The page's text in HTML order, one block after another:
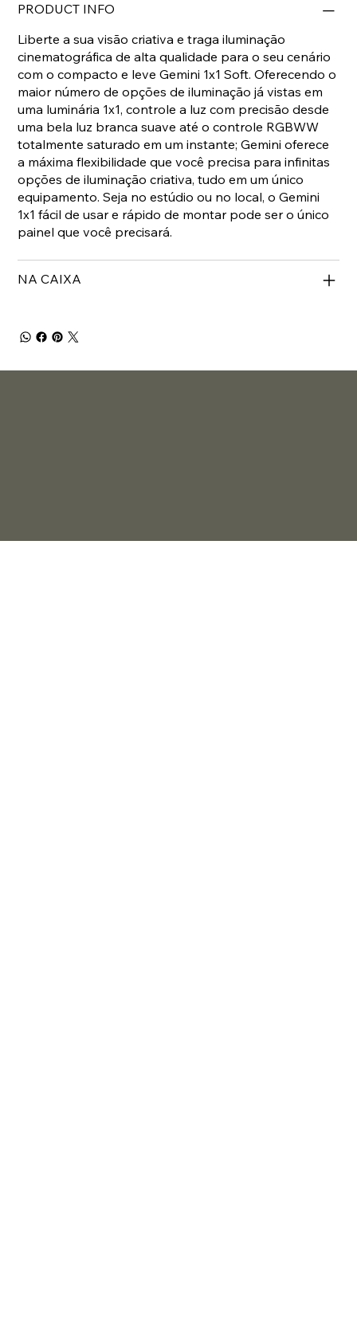
PRODUCT INFO
Liberte a sua visão criativa e traga iluminação
cinematográfica de alta qualidade para o seu cenário
com o compacto e leve Gemini 1x1 Soft. Oferecendo o
maior número de opções de iluminação já vistas em
uma luminária 1x1, controle a luz com precisão desde
uma bela luz branca suave até o controle RGBWW
totalmente saturado em um instante; Gemini oferece
a máxima flexibilidade que você precisa para infinitas
opções de iluminação criativa, tudo em um único
equipamento. Seja no estúdio ou no local, o Gemini
1x1 fácil de usar e rápido de montar pode ser o único
painel que você precisará.
NA CAIXA